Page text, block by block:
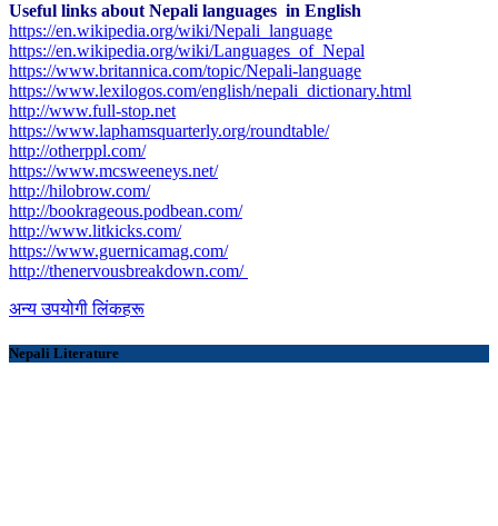
Useful links about Nepali languages in English
https://en.wikipedia.org/wiki/Nepali_language
https://en.wikipedia.org/wiki/Languages_of_Nepal
https://www.britannica.com/topic/Nepali-language
https://www.lexilogos.com/english/nepali_dictionary.html
​http://www.full-stop.net
https://www.laphamsquarterly.org/roundtable/
http://otherppl.com/
https://www.mcsweeneys.net/
http://hilobrow.com/
http://bookrageous.podbean.com/
http://www.litkicks.com/
https://www.guernicamag.com/
http://thenervousbreakdown.com/
अन्य उपयोगी लिंकहरू
Nepali Literature